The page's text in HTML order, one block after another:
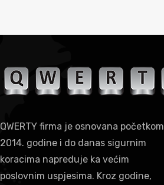
QWERTY firma je osnovana početkom
2014. godine i do danas sigurnim
koracima napreduje ka većim
poslovnim uspjesima. Kroz godine,